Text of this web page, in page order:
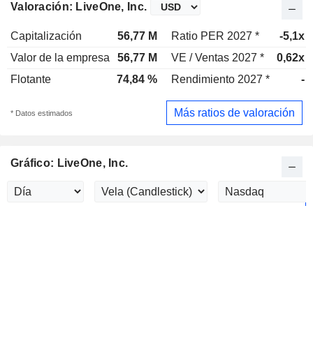
Valoración: LiveOne, Inc.
Capitalización 56,77 M Ratio PER 2027 *
-5,1x
Valor de la empresa
56,77 M VE / Ventas 2027 *
0,62x
Flotante
74,84 % Rendimiento 2027 * -
* Datos estimados Más ratios de valoración
Gráfico: LiveOne, Inc.